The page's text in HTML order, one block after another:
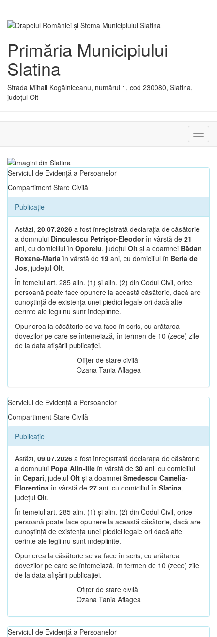
Primăria Municipiului
Slatina
Strada Mihail Kogălniceanu, numărul 1, cod 230080, Slatina,
județul Olt
sau
Serviciul de Evidență a Persoanelor
Compartiment Stare Civilă
Publicație
Astăzi, 20.07.2026 a fost înregistrată declarația de căsătorie
a domnului Dinculescu Petrișor-Eleodorîn vârstă de 21
ani, cu domiciliul în Oporelu, județul Olt și a doamnei Bădan
Roxana-Maria în vârstă de 19 ani, cu domiciliul în Beria de
Jos, județul Olt.
În temeiul art. 285 alin. (1) și alin. (2) din Codul Civil, orice
persoană poate face opunere la această căsătorie, dacă are
cunoștință de existența unei piedici legale ori dacă alte
cerințe ale legii nu sunt îndeplinite.
Opunerea la căsătorie se va face în scris, cu arătarea
dovezilor pe care se întemeiază, în termen de 10 (zece) zile
de la data afișării publicației.
Ofițer de stare civilă,
Ozana Tania Aflagea
Serviciul de Evidență a Persoanelor
Compartiment Stare Civilă
Publicație
Astăzi, 09.07.2026 a fost înregistrată declarația de căsătorie
a domnului Popa Alin-Ilie în vârstă de 30 ani, cu domiciliul
în Cepari, județul Olt și a doamnei Smedescu Camelia-
Florentina în vârstă de 27 ani, cu domiciliul în Slatina,
județul Olt.
În temeiul art. 285 alin. (1) și alin. (2) din Codul Civil, orice
persoană poate face opunere la această căsătorie, dacă are
cunoștință de existența unei piedici legale ori dacă alte
cerințe ale legii nu sunt îndeplinite.
Opunerea la căsătorie se va face în scris, cu arătarea
dovezilor pe care se întemeiază, în termen de 10 (zece) zile
de la data afișării publicației.
Ofițer de stare civilă,
Ozana Tania Aflagea
Serviciul de Evidență a Persoanelor